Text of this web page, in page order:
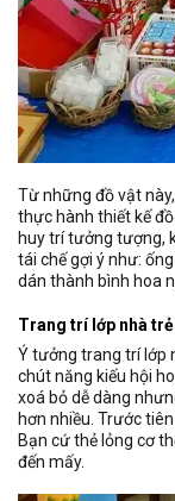
Từ những đồ vật
thực hành thiết kế
huy trí tưởng tượng,
tái chế gợi ý như:
dán thành bình hoa
Trang trí lớp nhà
Ý tưởng trang trí lớp
chút năng kiếu hội
xoá bỏ dễ dàng
hơn nhiều. Trước
Bạn cứ thẻ lỏng cơ
đến mấy.